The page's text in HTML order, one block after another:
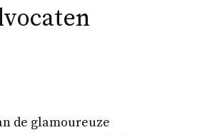
de glamoureuze